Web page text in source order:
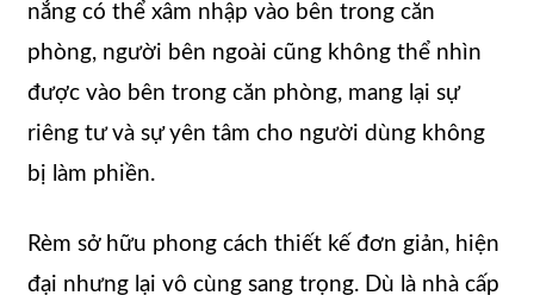
nắng có thể xâm nhập vào bên trong căn
phòng, người bên ngoài cũng không thể nhìn
được vào bên trong căn phòng, mang lại sự
riêng tư và sự yên tâm cho người dùng không
bị làm phiền.
Rèm sở hữu phong cách thiết kế đơn giản, hiện
đại nhưng lại vô cùng sang trọng. Dù là nhà cấp